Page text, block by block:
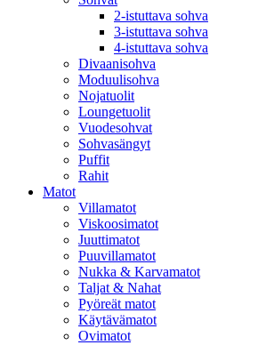
2-istuttava sohva
3-istuttava sohva
4-istuttava sohva
Divaanisohva
Moduulisohva
Nojatuolit
Loungetuolit
Vuodesohvat
Sohvasängyt
Puffit
Rahit
Matot
Villamatot
Viskoosimatot
Juuttimatot
Puuvillamatot
Nukka & Karvamatot
Taljat & Nahat
Pyöreät matot
Käytävämatot
Ovimatot